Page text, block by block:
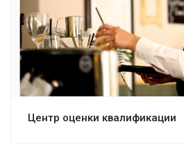
Смотреть
Центр оценки квалификации